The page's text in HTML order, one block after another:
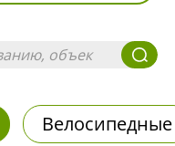
Велосипедные